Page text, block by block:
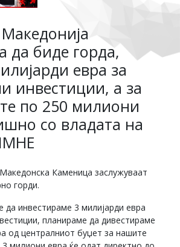
да биде горда,
евра за
инвестиции, а за
по 250 милиони
со владата на
Каменица заслужуваат
горди.
да инвестираме 3 милијарди евра
планираме да дивестираме
од централниот буџет за нашите